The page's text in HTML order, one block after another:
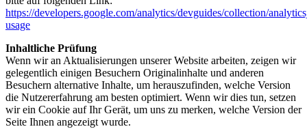
https://developers.google.com/analytics/devguides/collection/
usage
Inhaltliche Prüfung
Wenn wir an Aktualisierungen unserer Website arbeiten, zeigen wir
gelegentlich einigen Besuchern Originalinhalte und anderen
Besuchern alternative Inhalte, um herauszufinden, welche Version
die Nutzererfahrung am besten optimiert. Wenn wir dies tun, setzen
wir ein Cookie auf Ihr Gerät, um uns zu merken, welche Version der
Seite Ihnen angezeigt wurde.